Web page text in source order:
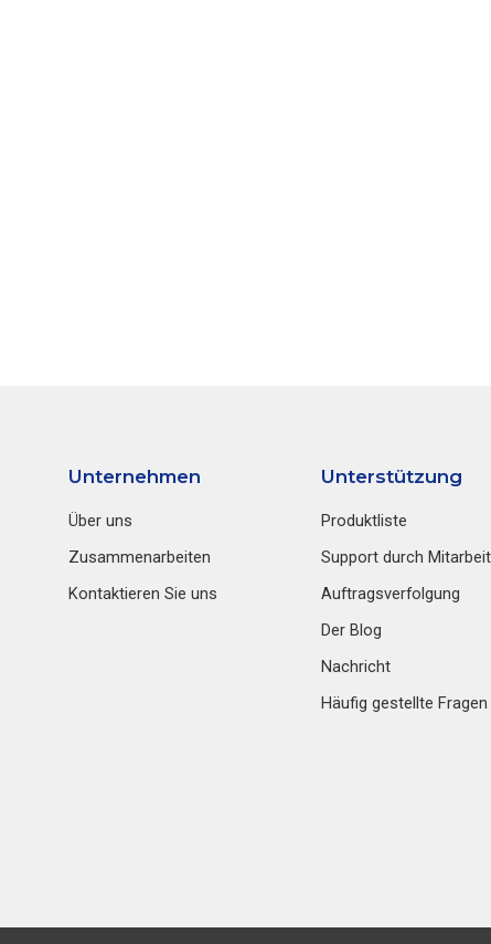
Unternehmen
Über uns
Zusammenarbeiten
Kontaktieren Sie uns
Unterstützung
Produktliste
Support durch
Auftragsverfolgung
Der Blog
Nachricht
Häufig gestellte Fragen